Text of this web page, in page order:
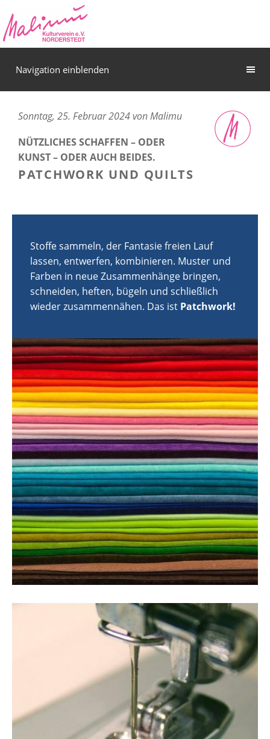
Navigation einblenden
Sonntag, 25. Februar 2024 von Malimu
NÜTZLICHES SCHAFFEN – ODER
KUNST – ODER AUCH BEIDES.
PATCHWORK UND QUILTS
Stoffe sammeln, der Fantasie freien Lauf
lassen, entwerfen, kombinieren. Muster und
Farben in neue Zusammenhänge bringen,
schneiden, heften, bügeln und schließlich
wieder zusammennähen. Das ist Patchwork!